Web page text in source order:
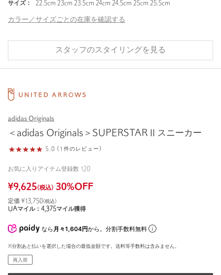
サイズ： 22.5cm 23cm 23.5cm 24cm 24.5cm 25cm 25.5cm
カラー／サイズごとの在庫を確認する
スタッフのスタイリングを見る
adidas Originals
＜adidas Originals＞SUPERSTAR II スニーカー
5.0 (1件のレビュー)
お気に入りアイテム登録数 120
¥9,625(税込) 30%OFF
定価 ¥13,750(税込)
UAマイル： 4,375マイル獲得
なら 月々1,604円から。分割手数料無料
※分割あと払いを選択した場合の最低金額です。送料等手数料は含みません。
再入荷